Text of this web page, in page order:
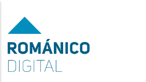
contenido
principal